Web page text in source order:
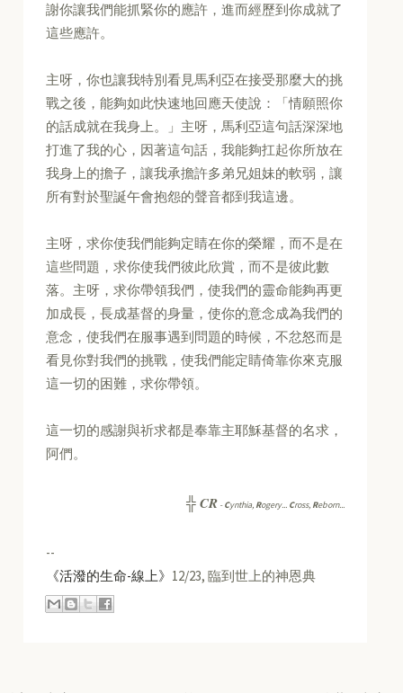
謝你讓我們能抓緊你的應許，進而經歷到你成就了
這些應許。
主呀，你也讓我特別看見馬利亞在接受那麼大的挑
戰之後，能夠如此快速地回應天使說：「情願照你
的話成就在我身上。」主呀，馬利亞這句話深深地
打進了我的心，因著這句話，我能夠扛起你所放在
我身上的擔子，讓我承擔許多弟兄姐妹的軟弱，讓
所有對於聖誕午會抱怨的聲音都到我這邊。
主呀，求你使我們能夠定睛在你的榮耀，而不是在
這些問題，求你使我們彼此欣賞，而不是彼此數
落。主呀，求你帶領我們，使我們的靈命能夠再更
加成長，長成基督的身量，使你的意念成為我們的
意念，使我們在服事遇到問題的時候，不忿怒而是
看見你對我們的挑戰，使我們能定睛倚靠你來克服
這一切的困難，求你帶領。
這一切的感謝與祈求都是奉靠主耶穌基督的名求，
阿們。
╬CR -Cynthia, Rogery... Cross, Reborn...
--
《活潑的生命-線上》 12/23, 臨到世上的神恩典